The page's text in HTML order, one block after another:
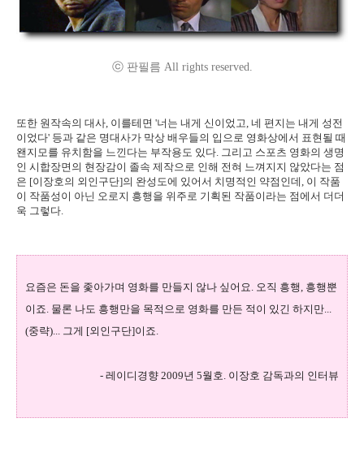
ⓒ 판필름 All rights reserved.
또한 원작속의 대사, 이를테면 '너는 내게 신이었고, 네 편지는 내게 성전
이었다' 등과 같은 명대사가 막상 배우들의 입으로 영화상에서 표현될 때
왠지모를 유치함을 느낀다는 부작용도 있다. 그리고 스포츠 영화의 생명
인 시합장면의 현장감이 졸속 제작으로 인해 전혀 느껴지지 않았다는 점
은 [이장호의 외인구단]의 완성도에 있어서 치명적인 약점인데, 이 작품
이 작품성이 아닌 오로지 흥행을 위주로 기획된 작품이라는 점에서 더더
욱 그렇다.
요즘은 돈을 좇아가며 영화를 만들지 않나 싶어요. 오직 흥행, 흥행뿐
이죠. 물론 나도 흥행만을 목적으로 영화를 만든 적이 있긴 하지만...
(중략)... 그게 [외인구단]이죠.
- 레이디경향 2009년 5월호. 이장호 감독과의 인터뷰